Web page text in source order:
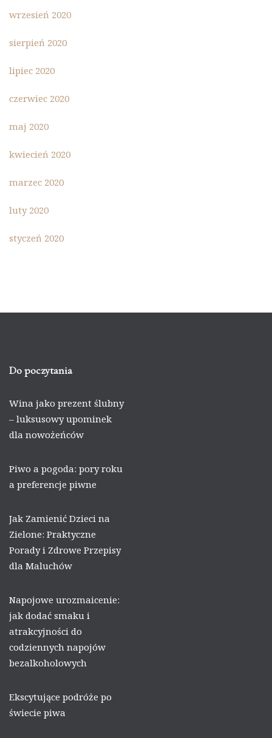
wrzesień 2020
sierpień 2020
lipiec 2020
czerwiec 2020
maj 2020
kwiecień 2020
marzec 2020
luty 2020
styczeń 2020
Do poczytania
Wina jako prezent ślubny
– luksusowy upominek
dla nowożeńców
Piwo a pogoda: pory roku
a preferencje piwne
Jak Zamienić Dzieci na
Zielone: Praktyczne
Porady i Zdrowe Przepisy
dla Maluchów
Napojowe urozmaicenie:
jak dodać smaku i
atrakcyjności do
codziennych napojów
bezalkoholowych
Ekscytujące podróże po
świecie piwa